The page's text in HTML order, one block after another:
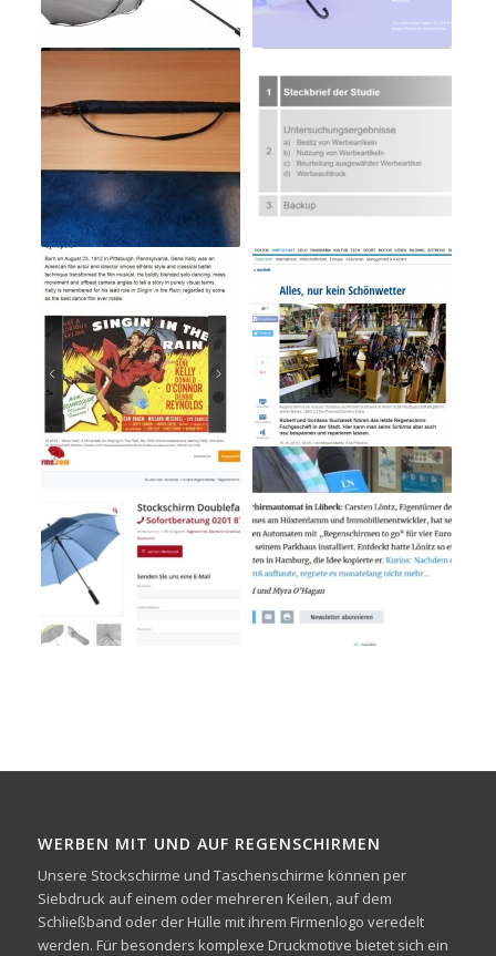
WERBEN MIT UND AUF REGENSCHIRMEN
Unsere Stockschirme und Taschenschirme können per
Siebdruck auf einem oder mehreren Keilen, auf dem
Schließband oder der Hülle mit ihrem Firmenlogo veredelt
werden. Für besonders komplexe Druckmotive bietet sich ein